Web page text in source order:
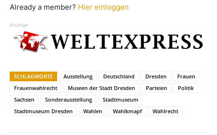
Already a member? Hier einloggen
Anzeige
SCHLAGWORTE Ausstellung Deutschland Dresden
Frauen
Frauenwahlrecht
Museen der Stadt Dresden Parteien
Politik
Sachsen
Sonderausstellung
Stadtmuseum
Stadtmuseum Dresden
Wahlen Wahlkmapf Wahlrecht